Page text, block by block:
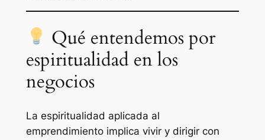
Qué entendemos por
espiritualidad en los
negocios
La espiritualidad aplicada al
emprendimiento implica vivir y dirigir con